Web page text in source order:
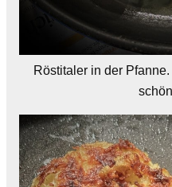
Röstitaler in der